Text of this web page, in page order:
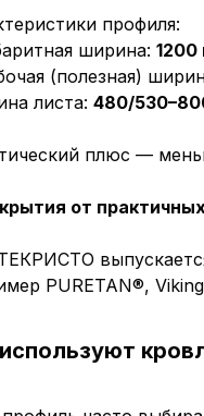
профиля:
ширина:
(полезная)
листа: 480/
плюс —
от
PURETAN®,